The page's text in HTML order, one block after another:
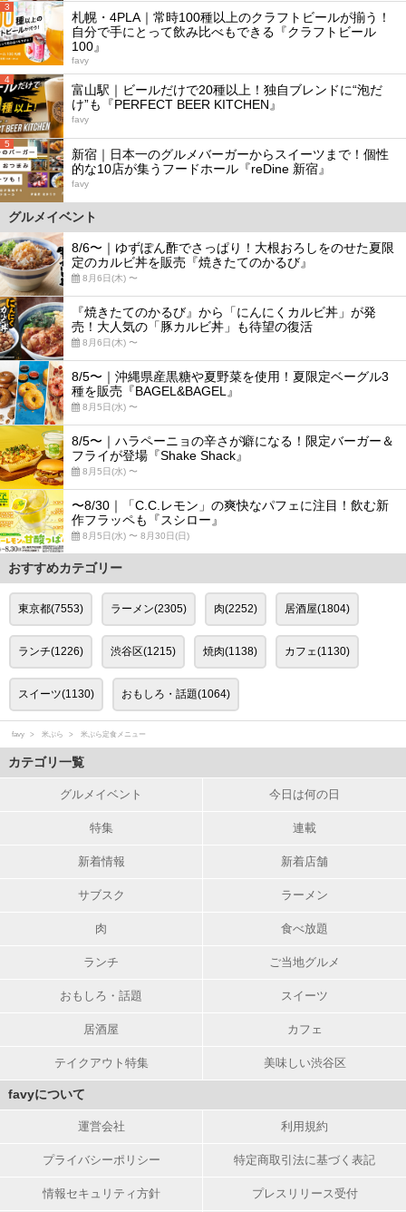
3
札幌・4PLA｜常時100種以上のクラフトビールが揃う！
自分で手にとって飲み比べもできる『クラフトビール
100』
favy
4
富山駅｜ビールだけで20種以上！独自ブレンドに“泡だ
け”も『PERFECT BEER KITCHEN』
favy
5
新宿｜日本一のグルメバーガーからスイーツまで！個性
的な10店が集うフードホール『reDine 新宿』
favy
グルメイベント
8/6〜｜ゆずぽん酢でさっぱり！大根おろしをのせた夏限
定のカルビ丼を販売『焼きたてのかるび』
8月6日(木) 〜
『焼きたてのかるび』から「にんにくカルビ丼」が発
売！大人気の「豚カルビ丼」も待望の復活
8月6日(木) 〜
8/5〜｜沖縄県産黒糖や夏野菜を使用！夏限定ベーグル3
種を販売『BAGEL&BAGEL』
8月5日(水) 〜
8/5〜｜ハラペーニョの辛さが癖になる！限定バーガー＆
フライが登場『Shake Shack』
8月5日(水) 〜
〜8/30｜「C.C.レモン」の爽快なパフェに注目！飲む新
作フラッペも『スシロー』
8月5日(水) 〜 8月30日(日)
おすすめカテゴリー
東京都(7553) ラーメン(2305) 肉(2252) 居酒屋(1804)
ランチ(1226) 渋谷区(1215) 焼肉(1138) カフェ(1130)
スイーツ(1130) おもしろ・話題(1064)
favy 米ぷら 米ぷら定食メニュー
カテゴリ一覧
グルメイベント 今日は何の日
特集 連載
新着情報 新着店舗
サブスク ラーメン
肉 食べ放題
ランチ ご当地グルメ
おもしろ・話題 スイーツ
居酒屋 カフェ
テイクアウト特集 美味しい渋谷区
favyについて
運営会社 利用規約
プライバシーポリシー 特定商取引法に基づく表記
情報セキュリティ方針 プレスリリース受付